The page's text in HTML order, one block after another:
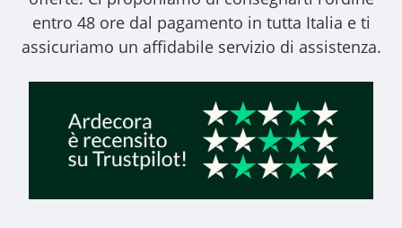
entro 48 ore dal pagamento in tutta Italia e ti
assicuriamo un affidabile servizio di assistenza.